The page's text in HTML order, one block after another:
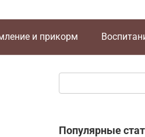
и прикорм
Популярные